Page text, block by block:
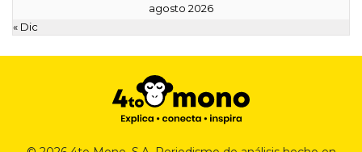
agosto 2026
« Dic